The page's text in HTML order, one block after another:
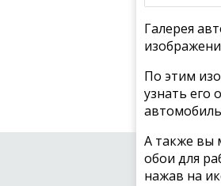
Галерея
По этим
узнать его
А также вы
обои для
нажав на